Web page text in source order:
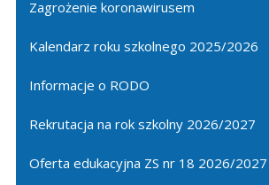
Zagrożenie koronawirusem
Kalendarz roku szkolnego 2025/2026
Informacje o RODO
Rekrutacja na rok szkolny 2026/2027
Oferta edukacyjna ZS nr 18 2026/2027